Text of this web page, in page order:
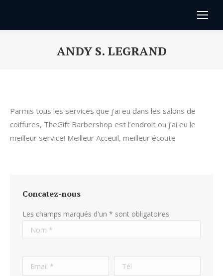
ANDY S. LEGRAND
Parmis tous les services que j’ai eu dans les salons de
coiffures, TheGift Barbershop est l’endroit ou j’ai eu le
meilleur service! Meilleur Acceuil, meilleur écoute
Concatez-nous
Les champs marqués d'un * sont obligatoires